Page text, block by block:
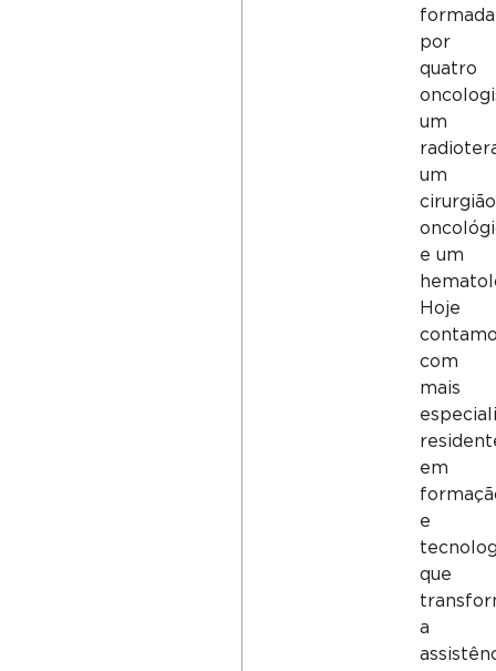
formada
por
quatro
um
um
cirurgião
e um
Hoje
com
mais
em
e
que
a